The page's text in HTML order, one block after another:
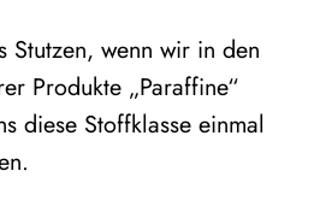
Stutzen, wenn wir in den
Produkte „Paraffine“
diese Stoffklasse einmal